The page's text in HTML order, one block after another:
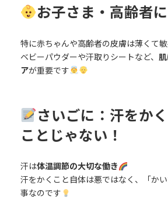
お子さま・高齢者
特に赤ちゃんや高齢者の皮膚は薄くて敏
ベビーパウダーや汗取りシートなど、
アが重要です
さいごに：汗をか
ことじゃない！
汗は体温調節の大切な働き
汗をかくこと自体は悪ではなく、「か
事なのです